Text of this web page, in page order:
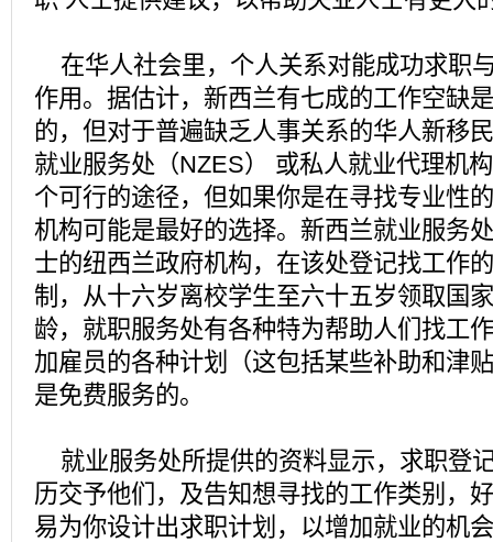
在华人社会里，个人关系对能成功求职
作用。据估计，新西兰有七成的工作空缺
的，但对于普遍缺乏人事关系的华人新移
就业服务处（NZES） 或私人就业代理机
个可行的途径，但如果你是在寻找专业性
机构可能是最好的选择。新西兰就业服务
士的纽西兰政府机构，在该处登记找工作
制，从十六岁离校学生至六十五岁领取国
龄，就职服务处有各种特为帮助人们找工
加雇员的各种计划（这包括某些补助和津
是免费服务的。
就业服务处所提供的资料显示，求职登
历交予他们，及告知想寻找的工作类别，
易为你设计出求职计划，以增加就业的机